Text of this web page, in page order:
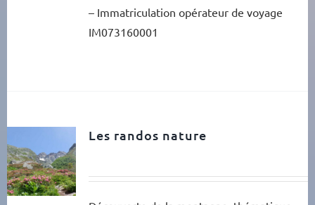
– Immatriculation opérateur de voyage
IM073160001
Les randos nature